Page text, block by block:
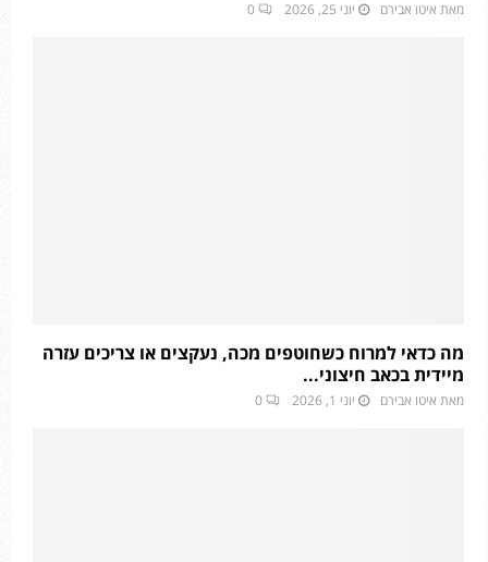
מאת איטו אבירם יוני 25, 2026 0
מה כדאי למרוח כשחוטפים מכה, נעקצים או צריכים עזרה
מיידית בכאב חיצוני...
מאת איטו אבירם יוני 1, 2026 0